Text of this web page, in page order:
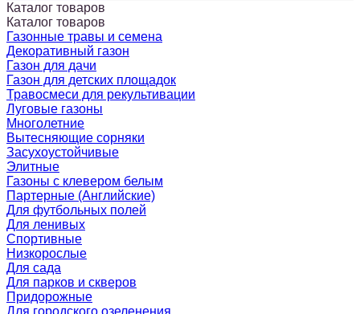
Каталог товаров
Каталог товаров
Газонные травы и семена
Декоративный газон
Газон для дачи
Газон для детских площадок
Травосмеси для рекультивации
Луговые газоны
Многолетние
Вытесняющие сорняки
Засухоустойчивые
Элитные
Газоны с клевером белым
Партерные (Английские)
Для футбольных полей
Для ленивых
Спортивные
Низкорослые
Для сада
Для парков и скверов
Придорожные
Для городского озеленения